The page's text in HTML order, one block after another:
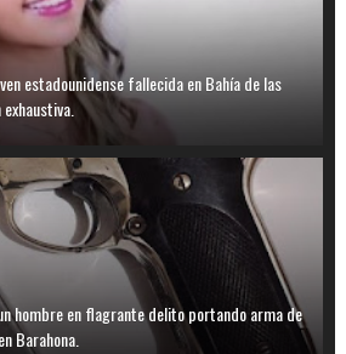
estadounidense fallecida en Bahía de las
hombre en flagrante delito portando arma de
Barahona.